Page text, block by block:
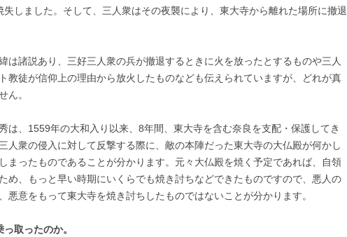
失しました。そして、三人衆はその夜襲により、東大寺から離れた場所に撤退
は諸説あり、三好三人衆の兵が撤退するときに火を放ったとするものや三人
教徒が信仰上の理由から放火したものなども伝えられていますが、どれが真
ん。
は、1559年の大和入り以来、8年間、東大寺を含む奈良を支配・保護してき
人衆の侵入に対して反撃する際に、敵の本陣だった東大寺の大仏殿が何かし
まったものであることが分かります。元々大仏殿を焼く予定であれば、自領
め、もっと早い時期にいくらでも焼き討ちなどできたものですので、悪人の
悪意をもって東大寺を焼き討ちしたものではないことが分かります。
取ったのか。